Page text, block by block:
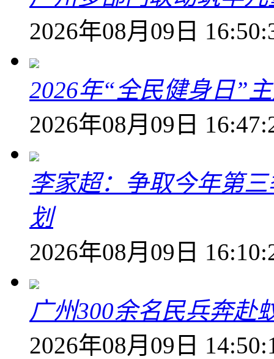
2026年08月09日
2026年“全民健身日”
2026年08月09日
李家超：争取今年第
划
2026年08月09日
广州300余名民兵奔赴
2026年08月09日